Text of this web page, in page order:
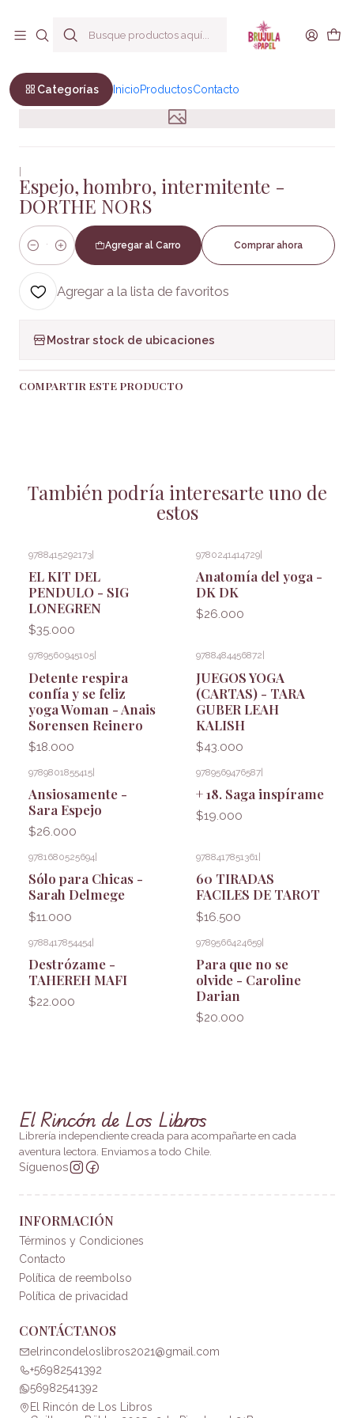
Categorías InicioProductosContacto
|
Espejo, hombro, intermitente -
DORTHE NORS
Cantidad
Agregar al Carro Comprar ahora
Agregar a la lista de favoritos
Mostrar stock de ubicaciones
COMPARTIR ESTE PRODUCTO
También podría interesarte uno de
estos
9788415292173
EL KIT DEL
PENDULO - SIG
LONEGREN
$35.000
9780241414729
Anatomía del yoga -
DK DK
$26.000
9789560945105
Detente respira
confía y se feliz
yoga Woman - Anais
Sorensen Reinero
$18.000
9788484456872
JUEGOS YOGA
(CARTAS) - TARA
GUBER LEAH
KALISH
$43.000
9789801855415|
Ansiosamente -
Sara Espejo
$26.000
9789569476587|
+ 18. Saga inspírame
$19.000
9781680525694
Sólo para Chicas -
Sarah Delmege
$11.000
9788417851361
60 TIRADAS
FACILES DE TAROT
$16.500
9788417854454|
Destrózame -
TAHEREH MAFI
$22.000
9789566424659|
Para que no se
olvide - Caroline
Darian
$20.000
El Rincón de Los Libros
Librería independiente creada para acompañarte en cada
aventura lectora. Enviamos a todo Chile.
Síguenos
INFORMACIÓN
Términos y Condiciones
Contacto
Política de reembolso
Política de privacidad
CONTÁCTANOS
elrincondeloslibros2021@gmail.com
+56982541392
56982541392
El Rincón de Los Libros